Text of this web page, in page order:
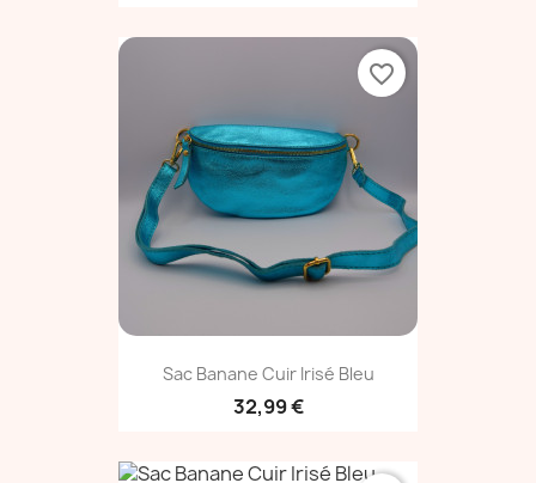
Sac Banane Cuir Irisé Bleu
32,99 €
favorite_border